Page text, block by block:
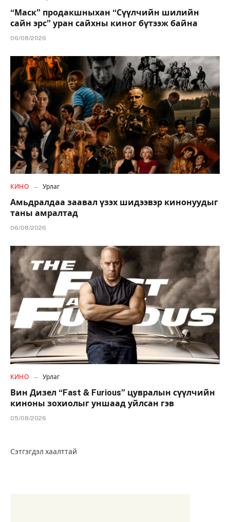
“Маск” продакшныхан “Сүүлчийн шилийн
сайн эрс” уран сайхны киног бүтээж байна
06/08/2026
КИНО Урлаг
Амьдралдаа заавал үзэх шидээвэр кинонуудыг
таны амралтад
06/08/2026
КИНО Урлаг
Вин Дизел “Fast & Furious” цувралын сүүлчийн
киноны зохиолыг уншаад уйлсан гэв
05/08/2026
Сэтгэгдэл хаалттай